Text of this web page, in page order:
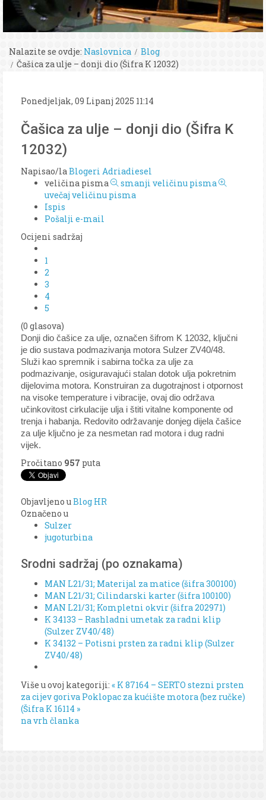
Nalazite se ovdje: Naslovnica
Blog
Čašica za ulje – donji dio (Šifra K 12032)
Ponedjeljak, 09 Lipanj 2025 11:14
Čašica za ulje – donji dio (Šifra K
12032)
Napisao/la Blogeri Adriadiesel
veličina pisma
smanji veličinu pisma
uvečaj veličinu pisma
Ispis
Pošalji e-mail
Ocijeni sadržaj
1
2
3
4
5
(0 glasova)
Donji dio čašice za ulje, označen šifrom K 12032, ključni
je dio sustava podmazivanja motora Sulzer ZV40/48.
Služi kao spremnik i sabirna točka za ulje za
podmazivanje, osiguravajući stalan dotok ulja pokretnim
dijelovima motora. Konstruiran za dugotrajnost i otpornost
na visoke temperature i vibracije, ovaj dio održava
učinkovitost cirkulacije ulja i štiti vitalne komponente od
trenja i habanja. Redovito održavanje donjeg dijela čašice
za ulje ključno je za nesmetan rad motora i dug radni
vijek.
Pročitano 957 puta
Objavljeno uBlog HR
Označeno u
Sulzer
jugoturbina
Srodni sadržaj (po oznakama)
MAN L21/31; Materijal za matice (šifra 300100)
MAN L21/31; Cilindarski karter (šifra 100100)
MAN L21/31; Kompletni okvir (šifra 202971)
K 34133 – Rashladni umetak za radni klip
(Sulzer ZV40/48)
K 34132 – Potisni prsten za radni klip (Sulzer
ZV40/48)
Više u ovoj kategoriji: « K 87164 – SERTO stezni prsten
za cijev goriva Poklopac za kućište motora (bez ručke)
(Šifra K 16114 »
na vrh članka